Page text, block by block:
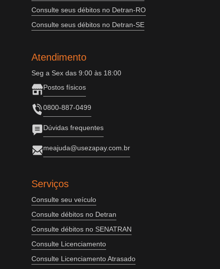
Consulte seus débitos no Detran-RO
Consulte seus débitos no Detran-SE
Atendimento
Seg a Sex das 9:00 às 18:00
Postos físicos
0800-887-0499
Dúvidas frequentes
meajuda@usezapay.com.br
Serviços
Consulte seu veículo
Consulte débitos no Detran
Consulte débitos no SENATRAN
Consulte Licenciamento
Consulte Licenciamento Atrasado